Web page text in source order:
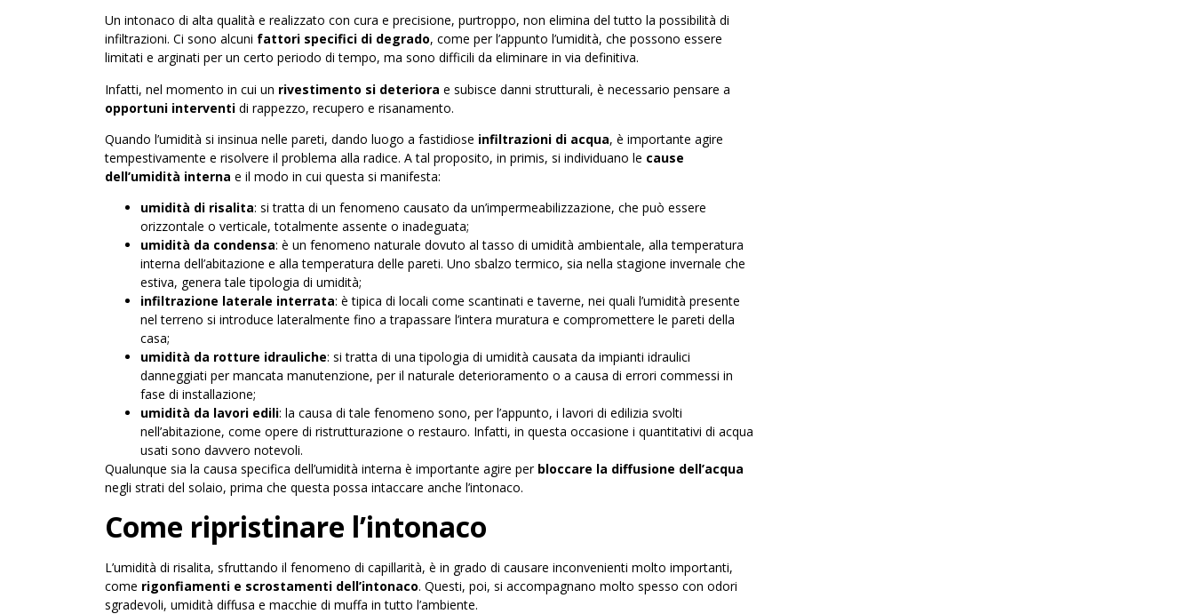
Un intonaco di alta qualità e realizzato con cura e precisione, purtroppo, non elimina del tutto la possibilità di
infiltrazioni. Ci sono alcuni fattori specifici di degrado, come per l’appunto l’umidità, che possono essere
limitati e arginati per un certo periodo di tempo, ma sono difficili da eliminare in via definitiva.
Infatti, nel momento in cui un rivestimento si deteriora e subisce danni strutturali, è necessario pensare a
opportuni interventi di rappezzo, recupero e risanamento.
Quando l’umidità si insinua nelle pareti, dando luogo a fastidiose infiltrazioni di acqua, è importante agire
tempestivamente e risolvere il problema alla radice. A tal proposito, in primis, si individuano le cause
dell’umidità interna e il modo in cui questa si manifesta:
umidità di risalita: si tratta di un fenomeno causato da un’impermeabilizzazione, che può essere
orizzontale o verticale, totalmente assente o inadeguata;
umidità da condensa: è un fenomeno naturale dovuto al tasso di umidità ambientale, alla temperatura
interna dell’abitazione e alla temperatura delle pareti. Uno sbalzo termico, sia nella stagione invernale che
estiva, genera tale tipologia di umidità;
infiltrazione laterale interrata: è tipica di locali come scantinati e taverne, nei quali l’umidità presente
nel terreno si introduce lateralmente fino a trapassare l’intera muratura e compromettere le pareti della
casa;
umidità da rotture idrauliche: si tratta di una tipologia di umidità causata da impianti idraulici
danneggiati per mancata manutenzione, per il naturale deterioramento o a causa di errori commessi in
fase di installazione;
umidità da lavori edili: la causa di tale fenomeno sono, per l’appunto, i lavori di edilizia svolti
nell’abitazione, come opere di ristrutturazione o restauro. Infatti, in questa occasione i quantitativi di acqua
usati sono davvero notevoli.
Qualunque sia la causa specifica dell’umidità interna è importante agire perbloccare la diffusione dell’acqua
negli strati del solaio, prima che questa possa intaccare anche l’intonaco.
Come ripristinare l’intonaco
L’umidità di risalita, sfruttando il fenomeno di capillarità, è in grado di causare inconvenienti molto importanti,
come rigonfiamenti e scrostamenti dell’intonaco. Questi, poi, si accompagnano molto spesso con odori
sgradevoli, umidità diffusa e macchie di muffa in tutto l’ambiente.